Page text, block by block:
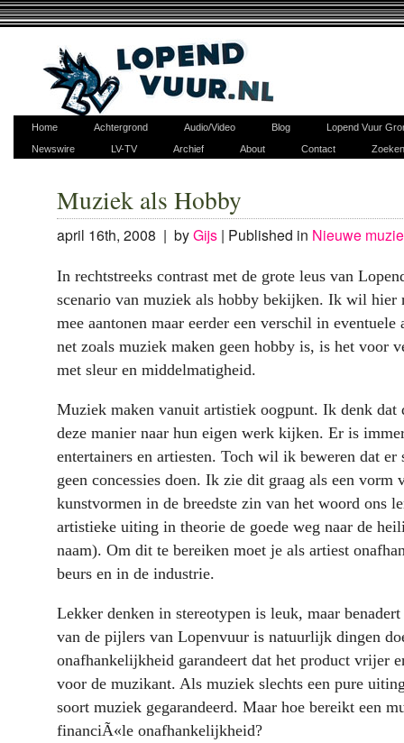
Home Achtergrond Audio/Video Blog
Lopend Vuur
Newswire
LV-TV Archief About Contact Zoeken
Muziek als Hobby
april 16th, 2008 | byGijs | Published in Nieuwe
In rechtstreeks contrast met de grote leus van
scenario van muziek als hobby bekijken. Ik wil hier
mee aantonen maar eerder een verschil in
net zoals muziek maken geen hobby is, is het voor
met sleur en middelmatigheid.
Muziek maken vanuit artistiek oogpunt. Ik denk dat
deze manier naar hun eigen werk kijken. Er is
entertainers en artiesten. Toch wil ik beweren dat
geen concessies doen. Ik zie dit graag als een
kunstvormen in de breedste zin van het woord ons
artistieke uiting in theorie de goede weg naar de
naam). Om dit te bereiken moet je als artiest
beurs en in de industrie.
Lekker denken in stereotypen is leuk, maar
van de pijlers van Lopenvuur is natuurlijk dingen
onafhankelijkheid garandeert dat het product vrijer
voor de muzikant. Als muziek slechts een pure
soort muziek gegarandeerd. Maar hoe bereikt een
financiÃ«le onafhankelijkheid?